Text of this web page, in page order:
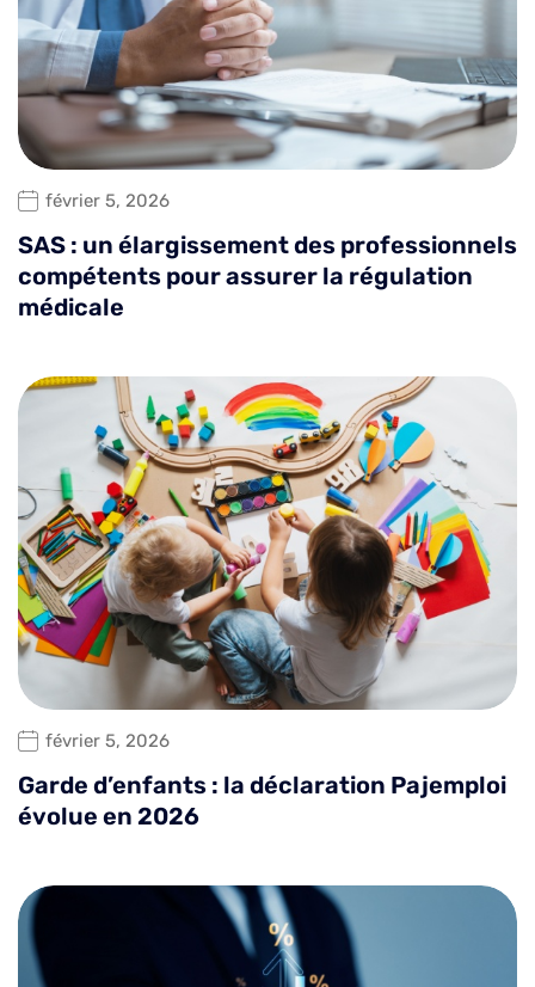
février 5, 2026
SAS : un élargissement des professionnels
compétents pour assurer la régulation
médicale
février 5, 2026
Garde d’enfants : la déclaration Pajemploi
évolue en 2026